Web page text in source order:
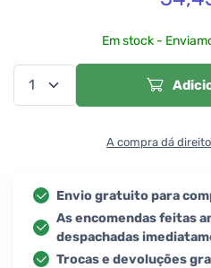
Em stock -
A compra dá
Envio gratuito para
As encomendas feitas
despachadas
Trocas e devoluções